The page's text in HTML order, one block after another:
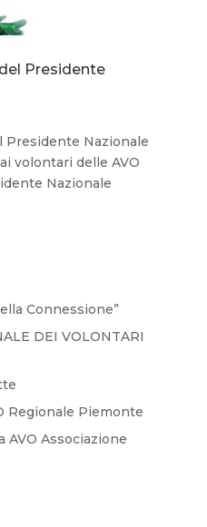
Presidente
Presidente Nazionale
volontari delle AVO
Nazionale
Connessione”
DEI VOLONTARI
Regionale Piemonte
AVO Associazione